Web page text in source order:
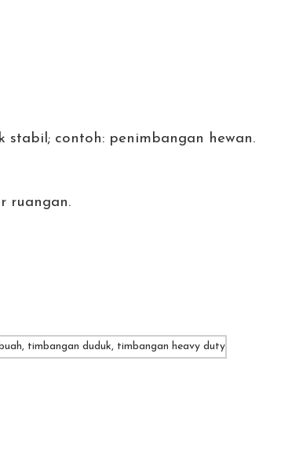
contoh: penimbangan hewan.
ruangan.